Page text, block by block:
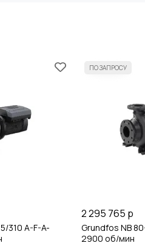
310 A-F-A-
2 295 765 р
Grundfos NB
2900 об/мин